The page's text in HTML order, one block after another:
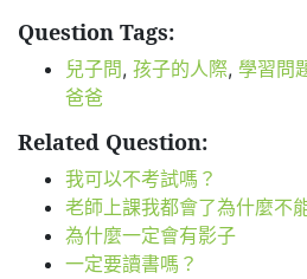
Question Tags:
兒子問, 孩子的人際, 學習問
爸爸
Related Question:
我可以不考試嗎？
老師上課我都會了為什麼不
為什麼一定會有影子
一定要讀書嗎？